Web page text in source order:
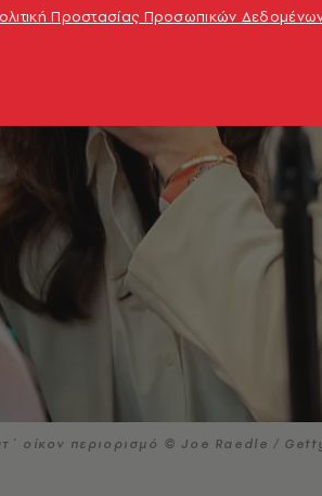
οίκον περιορισμό © Joe Raedle /
Προστασίας Προσωπικών